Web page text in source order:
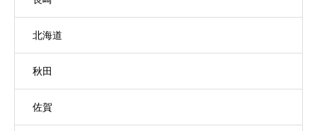
北海道
秋田
佐賀